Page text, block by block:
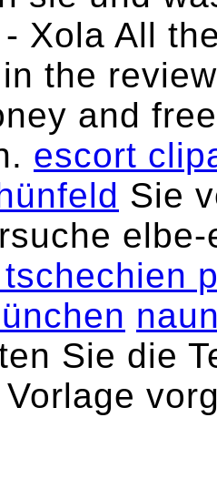
Xola All
the
and
escort
Sie
Sie die